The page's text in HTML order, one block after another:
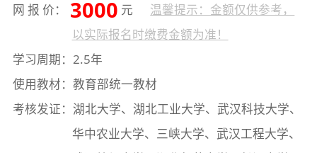
网 报 价：
3000 元
温馨提示：金额仅供参考，
以实际报名时缴费金额为准！
学习周期：2.5年
使用教材：教育部统一教材
考核发证：湖北大学、湖北工业大学、武汉科技大学、
华中农业大学、三峡大学、武汉工程大学、